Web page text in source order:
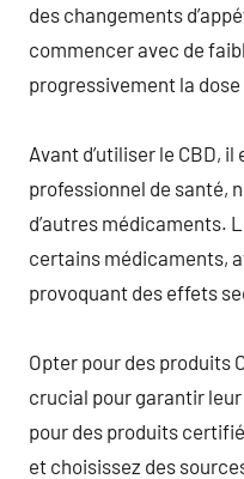
des changements
commencer avec de
progressivement la
Avant d’utiliser le CBD,
professionnel de santé,
d’autres médicaments.
certains médicaments,
provoquant des effets
Opter pour des produits
crucial pour garantir
pour des produits
et choisissez des